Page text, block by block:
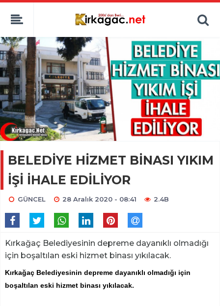
BELEDİYE HİZMET BİNASI YIKIM
İŞİ İHALE EDİLİYOR
GÜNCEL 28 Aralık 2020 - 08:41 2.4B
Kırkağaç Belediyesinin depreme dayanıklı olmadığı
için boşaltılan eski hizmet binası yıkılacak.
Kırkağaç Belediyesinin depreme dayanıklı olmadığı için
boşaltılan eski hizmet binası yıkılacak.